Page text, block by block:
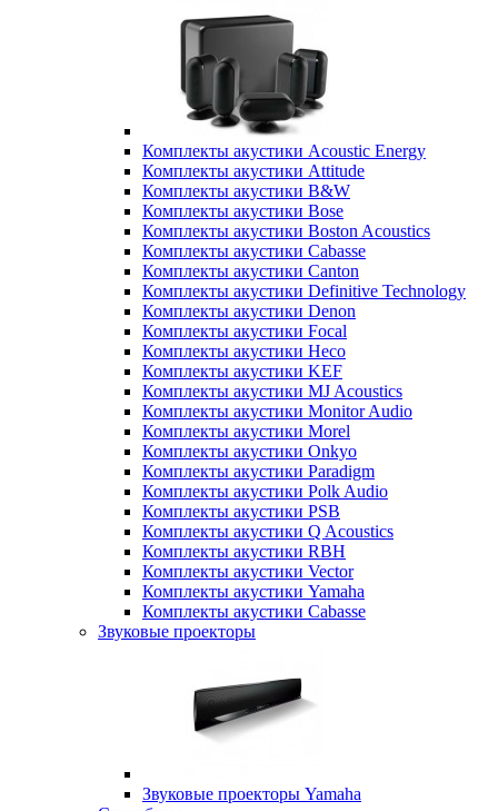
Комплекты акустики Acoustic Energy
Комплекты акустики Attitude
Комплекты акустики B&W
Комплекты акустики Bose
Комплекты акустики Boston Acoustics
Комплекты акустики Cabasse
Комплекты акустики Canton
Комплекты акустики Definitive Technology
Комплекты акустики Denon
Комплекты акустики Focal
Комплекты акустики Heco
Комплекты акустики KEF
Комплекты акустики MJ Acoustics
Комплекты акустики Monitor Audio
Комплекты акустики Morel
Комплекты акустики Onkyo
Комплекты акустики Paradigm
Комплекты акустики Polk Audio
Комплекты акустики PSB
Комплекты акустики Q Acoustics
Комплекты акустики RBH
Комплекты акустики Vector
Комплекты акустики Yamaha
Комплекты акустики Сabasse
Звуковые проекторы
Звуковые проекторы Yamaha